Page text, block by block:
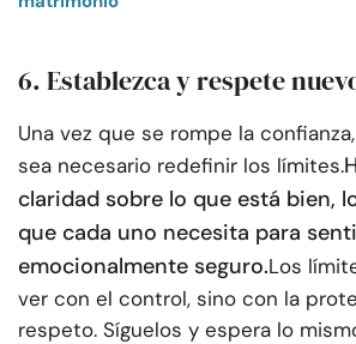
6. Establezca y respete
Una vez que se rompe la
sea necesario redefinir los límites.
claridad sobre lo que está bien,
que cada uno necesita para
emocionalmente seguro.Los
ver con el control, sino con la
respeto. Síguelos y espera lo